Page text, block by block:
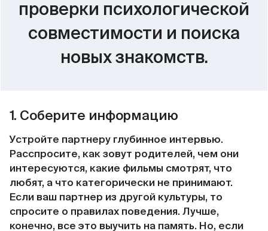
проверки психологической
совместимости и поиска
новых знакомств.
1. Соберите информацию
Устройте партнеру глубинное интервью.
Расспросите, как зовут родителей, чем они
интересуются, какие фильмы смотрят, что
любят, а что категорически не принимают.
Если ваш партнер из другой культуры, то
спросите о правилах поведения. Лучше,
конечно, все это выучить на память. Но, если